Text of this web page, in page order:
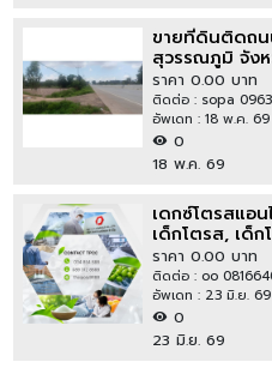
ขายที่ดินติดถน
สุวรรณภูมิ จังห
ตารางวา
ราคา 0.00 บาท
ติดต่อ : sopa
อัพเดท : 18 พ.ค.
0
18 พ.ค. 69
เดกซ์โตรสแอ
เด็กโตรส, เด็
Dextrose
ราคา 0.00 บาท
ติดต่อ : oo
อัพเดท : 23 มิ.ย.
0
23 มิ.ย. 69